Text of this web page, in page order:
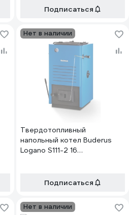
Подписаться
Нет в наличии
Твердотопливный
напольный котел Buderus
Logano S111-2 16
Подписаться
Нет в наличии